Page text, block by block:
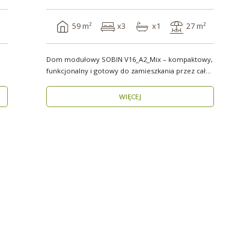
59 m² x3 x1 27 m²
Dom modułowy SOBIN V16_A2_Mix – kompaktowy,
funkcjonalny i gotowy do zamieszkania przez cały
WIĘCEJ